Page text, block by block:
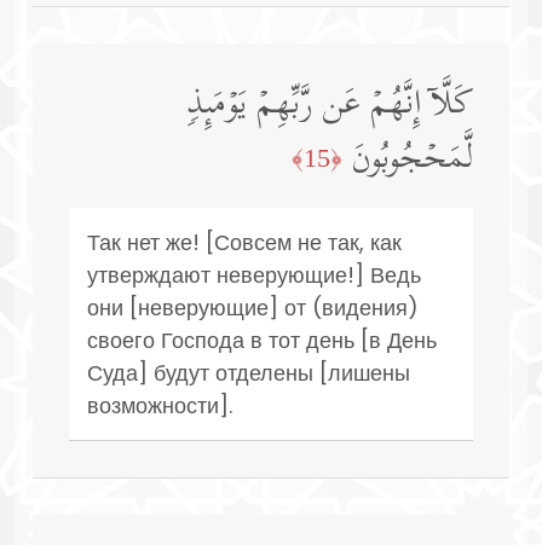
كَلَّاۤ إِنَّهُمۡ عَن رَّبِّهِمۡ یَوۡمَىِٕذࣲ
لَّمَحۡجُوبُونَ ﴿15﴾
Так нет же! [Совсем не так, как
утверждают неверующие!] Ведь
они [неверующие] от (видения)
своего Господа в тот день [в День
Суда] будут отделены [лишены
возможности].